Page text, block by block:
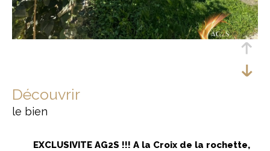
découvrir
le bien
EXCLUSIVITE AG2S !!! A la Croix de la rochette,